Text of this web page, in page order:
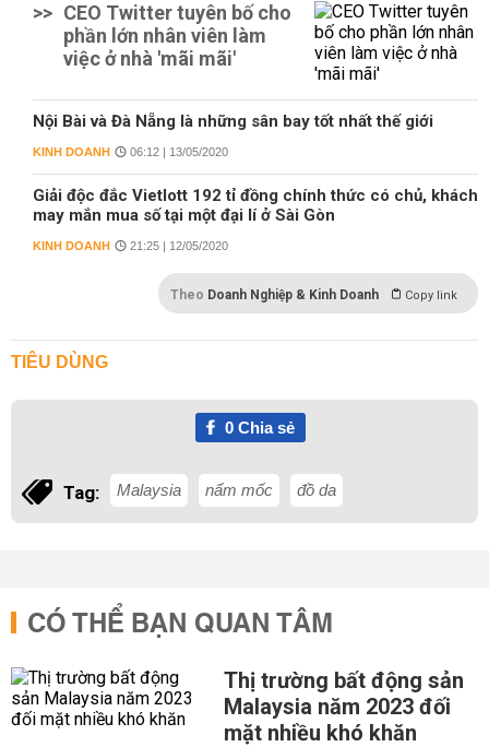
>> CEO Twitter tuyên bố cho
phần lớn nhân viên làm
việc ở nhà 'mãi mãi'
Nội Bài và Đà Nẵng là những sân bay tốt nhất thế giới
KINH DOANH 06:12 | 13/05/2020
Giải độc đắc Vietlott 192 tỉ đồng chính thức có chủ, khách
may mắn mua số tại một đại lí ở Sài Gòn
KINH DOANH 21:25 | 12/05/2020
Theo Doanh Nghiệp & Kinh Doanh Copy link
TIÊU DÙNG
0Chia sẻ
Tag: Malaysia nấm mốc đồ da
CÓ THỂ BẠN QUAN TÂM
Thị trường bất động sản
Malaysia năm 2023 đối
mặt nhiều khó khăn